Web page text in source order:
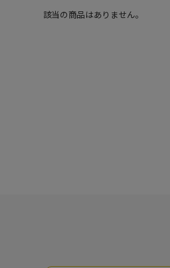
該当の商品はありません。